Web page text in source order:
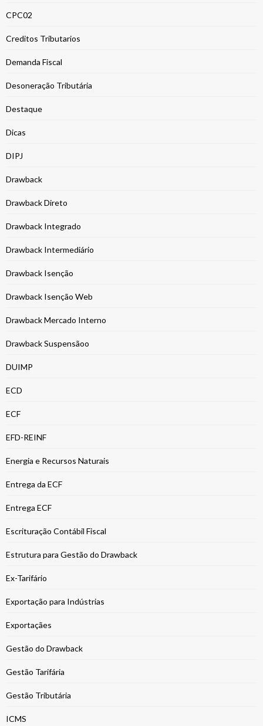
CPC02
Creditos Tributarios
Demanda Fiscal
Desoneração Tributária
Destaque
Dicas
DIPJ
Drawback
Drawback Direto
Drawback Integrado
Drawback Intermediário
Drawback Isenção
Drawback Isenção Web
Drawback Mercado Interno
Drawback Suspensãoo
DUIMP
ECD
ECF
EFD-REINF
Energia e Recursos Naturais
Entrega da ECF
Entrega ECF
Escrituração Contábil Fiscal
Estrutura para Gestão do Drawback
Ex-Tarifário
Exportação para Indústrias
Exportaçães
Gestão do Drawback
Gestão Tarifária
Gestão Tributária
ICMS